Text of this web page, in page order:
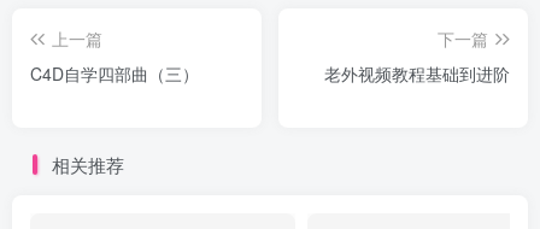
上一篇
C4D自学四部曲（三）
下一篇
老外视频教程基础到进阶
相关推荐